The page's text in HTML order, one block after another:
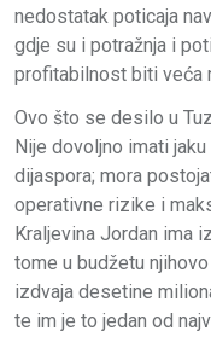
nedostatak poticaja
gdje su i potražnja i
profitabilnost biti veća
Ovo što se desilo u
Nije dovoljno imati
dijaspora; mora
operativne rizike i
Kraljevina Jordan ima
tome u budžetu
izdvaja desetine
te im je to jedan od